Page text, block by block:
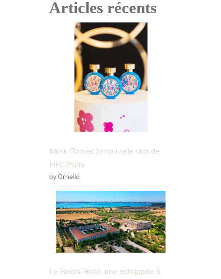
Articles récents
Musk Flower, la nouvelle star de
HFC Paris
by Ornella
Le Relais Histò, une échappée 5